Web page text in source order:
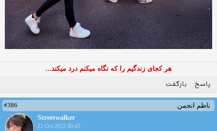
هر کجای زندگیم را که نگاه میکنم درد میکند...
پاسخ بازگفت
ناظم انجمن
#386
Streetwalker
22 Oct 2022 00:43